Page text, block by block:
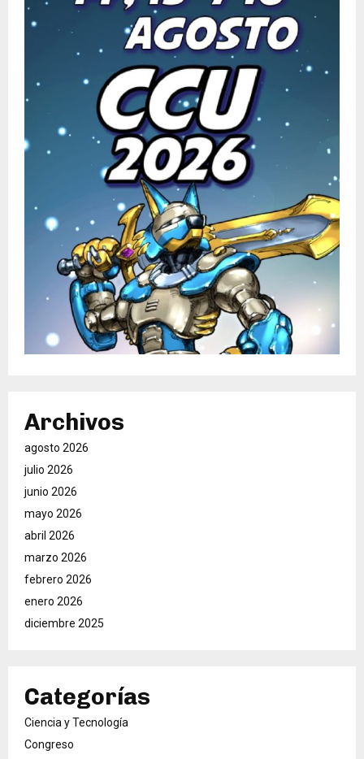
Archivos
agosto 2026
julio 2026
junio 2026
mayo 2026
abril 2026
marzo 2026
febrero 2026
enero 2026
diciembre 2025
Categorías
Ciencia y Tecnología
Congreso